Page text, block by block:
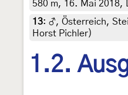
580 m, 16. Mai
13: ♂, Österreich,
Horst Pichler)
1.2.